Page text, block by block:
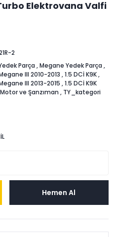
Elektrovana Valfi
2
Parça ,Megane Yedek Parça ,
III 2010-2013 ,1.5 DCİ K9K,
III 2013-2015 ,1.5 DCİ K9K
Motor ve Şanzıman , TY_kategori
Hemen Al